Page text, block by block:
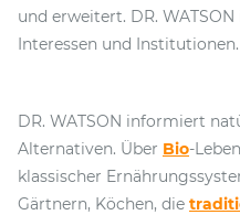
und erweitert. DR. WATSON
Interessen und Institutionen.
DR. WATSON informiert
Alternativen. Über Bio-
klassischer
Gärtnern, Köchen, die